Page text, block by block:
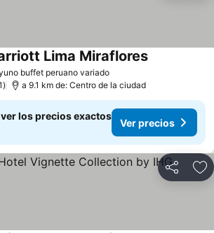
buffet peruano variado
Lima Miraflores
a 9.1 km de: Centro de la ciudad
los precios exactos
Ver precios
Compartir